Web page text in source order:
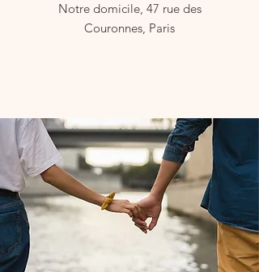
Notre domicile, 47 rue des
Couronnes, Paris